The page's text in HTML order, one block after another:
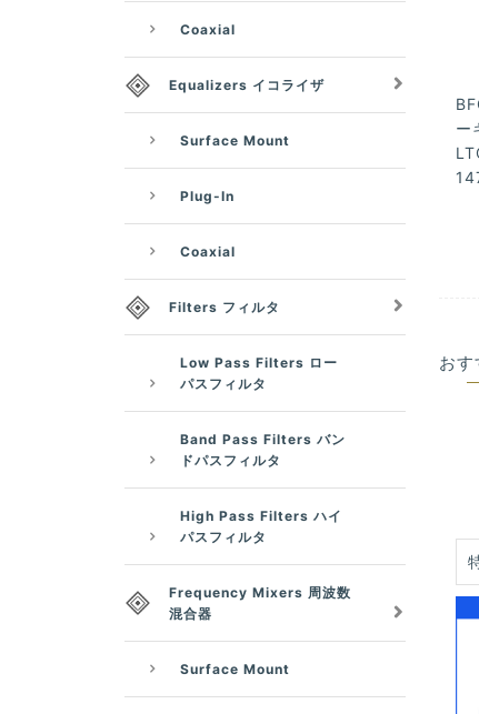
ー
おす
Coaxial
Equalizers イコライザ
Surface Mount
Plug-In
Coaxial
Filters フィルタ
Low Pass Filters ロー
パスフィルタ
Band Pass Filters バン
ドパスフィルタ
High Pass Filters ハイ
パスフィルタ
Frequency Mixers 周波数
混合器
Surface Mount